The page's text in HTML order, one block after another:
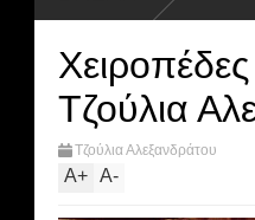
Τζούλια
Τζούλια Αλεξανδράτου
A+ A-